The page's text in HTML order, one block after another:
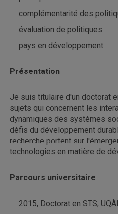
complémentarité des
évaluation de politiques
pays en développement
Présentation
Je suis titulaire d'un doctorat
sujets qui concernent les
dynamiques des systèmes
défis du développement
recherche portent sur
technologies en matière de
Parcours universitaire
2015, Doctorat en STS,